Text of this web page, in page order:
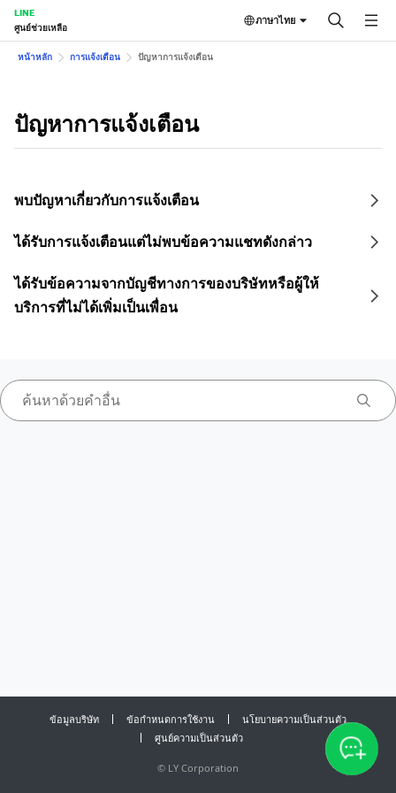
LINE
ศูนย์ช่วยเหลือ
ภาษาไทย
หน้าหลัก การแจ้งเตือน ปัญหาการแจ้งเตือน
ปัญหาการแจ้งเตือน
พบปัญหาเกี่ยวกับการแจ้งเตือน
ได้รับการแจ้งเตือนแต่ไม่พบข้อความแชทดังกล่าว
ได้รับข้อความจากบัญชีทางการของบริษัทหรือผู้ให้
บริการที่ไม่ได้เพิ่มเป็นเพื่อน
ข้อมูลบริษัท ข้อกำหนดการใช้งาน
นโยบายความเป็นส่วนตัว
ศูนย์ความเป็นส่วนตัว
© LY Corporation